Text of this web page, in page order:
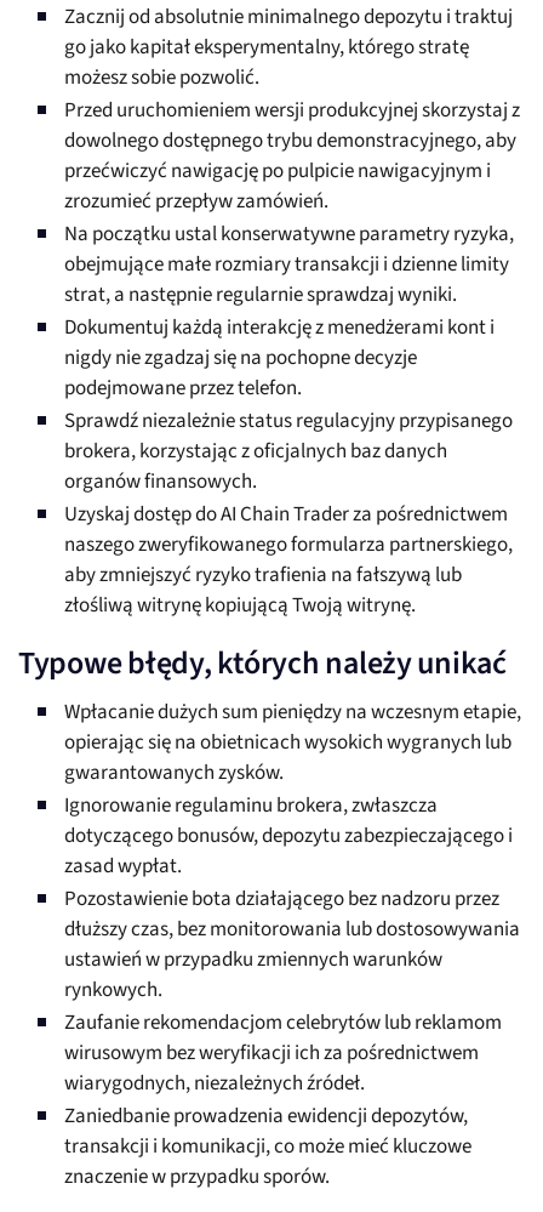
Zacznij od absolutnie minimalnego depozytu i traktuj
go jako kapitał eksperymentalny, którego stratę
możesz sobie pozwolić.
Przed uruchomieniem wersji produkcyjnej skorzystaj z
dowolnego dostępnego trybu demonstracyjnego, aby
przećwiczyć nawigację po pulpicie nawigacyjnym i
zrozumieć przepływ zamówień.
Na początku ustal konserwatywne parametry ryzyka,
obejmujące małe rozmiary transakcji i dzienne limity
strat, a następnie regularnie sprawdzaj wyniki.
Dokumentuj każdą interakcję z menedżerami kont i
nigdy nie zgadzaj się na pochopne decyzje
podejmowane przez telefon.
Sprawdź niezależnie status regulacyjny przypisanego
brokera, korzystając z oficjalnych baz danych
organów finansowych.
Uzyskaj dostęp do AI Chain Trader za pośrednictwem
naszego zweryfikowanego formularza partnerskiego,
aby zmniejszyć ryzyko trafienia na fałszywą lub
złośliwą witrynę kopiującą Twoją witrynę.
Typowe błędy, których należy unikać
Wpłacanie dużych sum pieniędzy na wczesnym etapie,
opierając się na obietnicach wysokich wygranych lub
gwarantowanych zysków.
Ignorowanie regulaminu brokera, zwłaszcza
dotyczącego bonusów, depozytu zabezpieczającego i
zasad wypłat.
Pozostawienie bota działającego bez nadzoru przez
dłuższy czas, bez monitorowania lub dostosowywania
ustawień w przypadku zmiennych warunków
rynkowych.
Zaufanie rekomendacjom celebrytów lub reklamom
wirusowym bez weryfikacji ich za pośrednictwem
wiarygodnych, niezależnych źródeł.
Zaniedbanie prowadzenia ewidencji depozytów,
transakcji i komunikacji, co może mieć kluczowe
znaczenie w przypadku sporów.